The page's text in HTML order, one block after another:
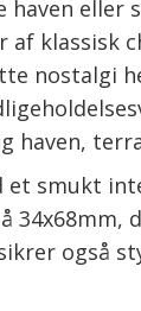
haven
af klassisk
nostalgi
haven,
et smukt
34x68mm,
også